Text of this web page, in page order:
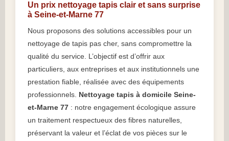
Un prix nettoyage tapis clair et sans surprise
à Seine-et-Marne 77
Nous proposons des solutions accessibles pour un
nettoyage de tapis pas cher, sans compromettre la
qualité du service. L’objectif est d’offrir aux
particuliers, aux entreprises et aux institutionnels une
prestation fiable, réalisée avec des équipements
professionnels. Nettoyage tapis à domicile Seine-
et-Marne 77 : notre engagement écologique assure
un traitement respectueux des fibres naturelles,
préservant la valeur et l’éclat de vos pièces sur le